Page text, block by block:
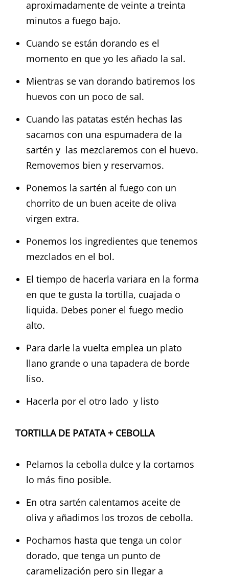
aproximadamente de veinte a treinta
minutos a fuego bajo.
Cuando se están dorando es el
momento en que yo les añado la sal.
Mientras se van dorando batiremos los
huevos con un poco de sal.
Cuando las patatas estén hechas las
sacamos con una espumadera de la
sartén y las mezclaremos con el huevo.
Removemos bien y reservamos.
Ponemos la sartén al fuego con un
chorrito de un buen aceite de oliva
virgen extra.
Ponemos los ingredientes que tenemos
mezclados en el bol.
El tiempo de hacerla variara en la forma
en que te gusta la tortilla, cuajada o
liquida. Debes poner el fuego medio
alto.
Para darle la vuelta emplea un plato
llano grande o una tapadera de borde
liso.
Hacerla por el otro lado y listo
TORTILLA DE PATATA + CEBOLLA
Pelamos la cebolla dulce y la cortamos
lo más fino posible.
En otra sartén calentamos aceite de
oliva y añadimos los trozos de cebolla.
Pochamos hasta que tenga un color
dorado, que tenga un punto de
caramelización pero sin llegar a